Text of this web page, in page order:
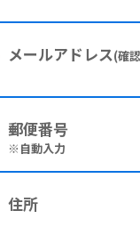
メールアドレス(確
郵便番号
住所